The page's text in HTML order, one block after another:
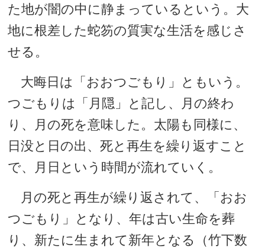
た地が闇の中に静まっているという。大
地に根差した蛇笏の質実な生活を感じさ
せる。
大晦日は「おおつごもり」ともいう。
つごもりは「月隠」と記し、月の終わ
り、月の死を意味した。太陽も同様に、
日没と日の出、死と再生を繰り返すこと
で、月日という時間が流れていく。
月の死と再生が繰り返されて、「おお
つごもり」となり、年は古い生命を葬
り、新たに生まれて新年となる（竹下数